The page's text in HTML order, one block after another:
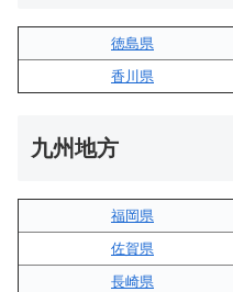
徳島県
香川県
九州地方
福岡県
佐賀県
長崎県